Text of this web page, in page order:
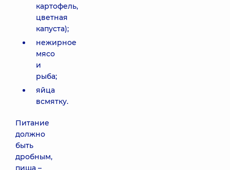
картофель,
цветная
капуста);
нежирное
мясо
и
рыба;
яйца
всмятку.
Питание
должно
быть
дробным,
пища –